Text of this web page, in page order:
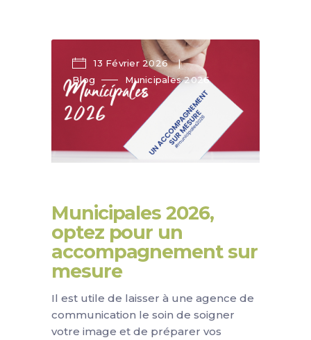
13 Février 2026
Blog
Municipales 2026
Municipales 2026,
optez pour un
accompagnement sur
mesure
Il est utile de laisser à une agence de
communication le soin de soigner
votre image et de préparer vos